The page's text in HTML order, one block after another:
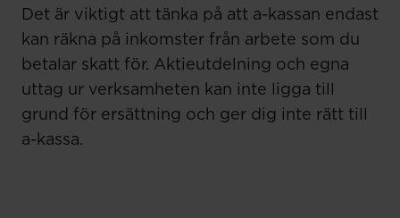
Det är viktigt att tänka på att a-kassan endast
kan räkna på inkomster från arbete som du
betalar skatt för. Aktieutdelning och egna
uttag ur verksamheten kan inte ligga till
grund för ersättning och ger dig inte rätt till
a-kassa.